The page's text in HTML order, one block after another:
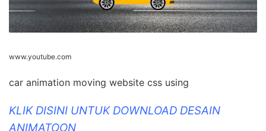
www.youtube.com
car animation moving website css using
KLIK DISINI UNTUK DOWNLOAD DESAIN
ANIMATOON